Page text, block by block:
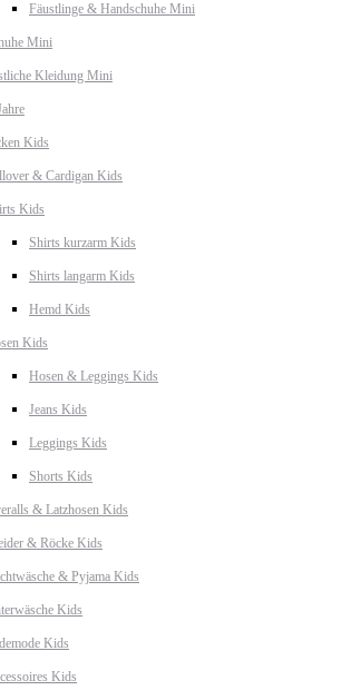
Fäustlinge & Handschuhe Mini
Mini
Kleidung Mini
Kids
& Cardigan Kids
Kids
Shirts kurzarm Kids
Shirts langarm Kids
Hemd Kids
Kids
Hosen & Leggings Kids
Jeans Kids
Leggings Kids
Shorts Kids
& Latzhosen Kids
& Röcke Kids
& Pyjama Kids
Kids
Kids
Kids